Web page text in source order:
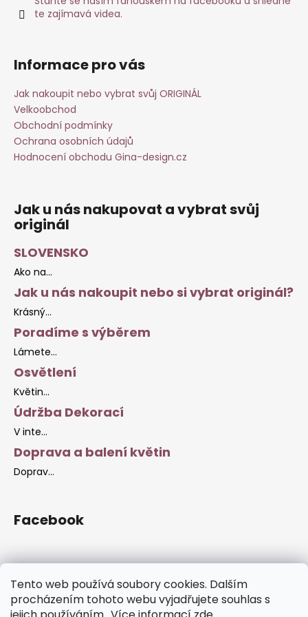
Tento web používá soubory cookies. Dalším
procházením tohoto webu vyjadřujete souhlas s
te zajímavá videa.
Informace pro vás
Jak nakoupit nebo vybrat svůj ORIGINÁL
Velkoobchod
Obchodní podmínky
Ochrana osobních údajů
Hodnocení obchodu Gina-design.cz
Jak u nás nakupovat a vybrat svůj
originál
SLOVENSKO
Ako na...
Jak u nás nakoupit nebo si vybrat originál?
Krásný...
Poradíme s výběrem
Lámete...
Osvětlení
Květin...
Údržba Dekorací
V inte...
Doprava a balení květin
Doprav...
Facebook
Facebook Stránky